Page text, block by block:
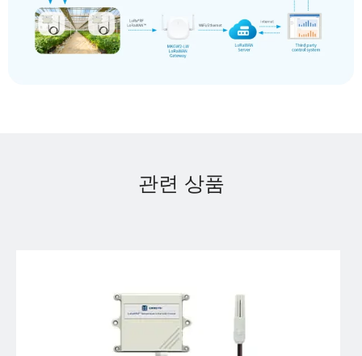
관련 상품